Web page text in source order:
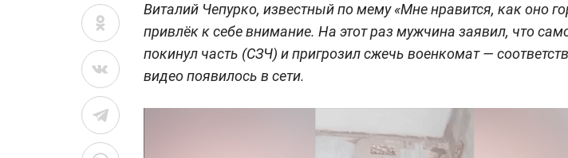
Виталий Чепурко, известный по мему «Мне нравится, как оно
привлёк к себе внимание. На этот раз мужчина заявил, что
покинул часть (СЗЧ) и пригрозил сжечь военкомат —
видео появилось в сети.